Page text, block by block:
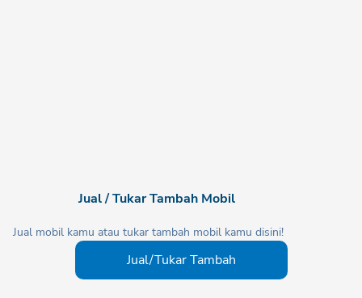
Jual / Tukar Tambah Mobil
Jual mobil kamu atau tukar tambah mobil kamu disini!
Jual/Tukar Tambah